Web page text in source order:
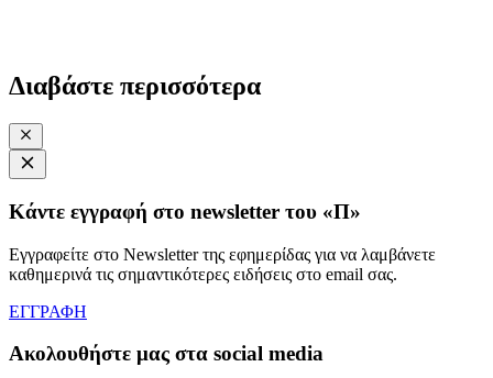
Διαβάστε περισσότερα
Κάντε εγγραφή στο newsletter του «Π»
Εγγραφείτε στο Newsletter της εφημερίδας για να λαμβάνετε
καθημερινά τις σημαντικότερες ειδήσεις στο email σας.
ΕΓΓΡΑΦΗ
Ακολουθήστε μας στα social media